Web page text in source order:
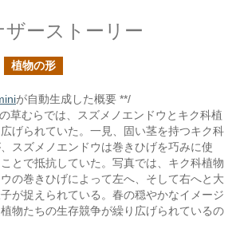
ーストーリー
植物の形
が自動生成した概要 **/
草むらでは、スズメノエンドウとキク科植
げられていた。一見、固い茎を持つキク科
スズメノエンドウは巻きひげを巧みに使
とで抵抗していた。写真では、キク科植物
の巻きひげによって左へ、そして右へと大
が捉えられている。春の穏やかなイメージ
物たちの生存競争が繰り広げられているの